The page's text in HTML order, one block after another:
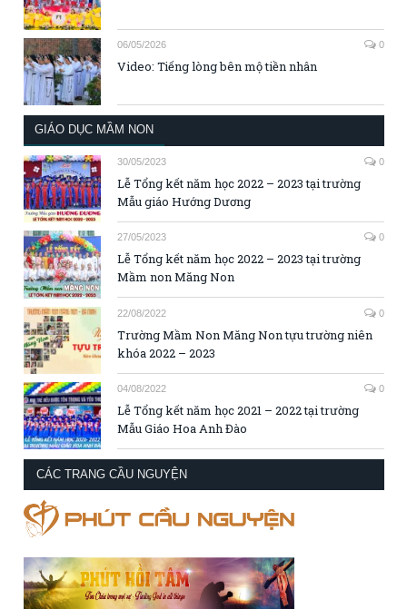
06/05/2026 0
Video: Tiếng lòng bên mộ tiền nhân
GIÁO DỤC MẦM NON
30/05/2023 0
Lễ Tổng kết năm học 2022 – 2023 tại trường
Mẫu giáo Hướng Dương
27/05/2023 0
Lễ Tổng kết năm học 2022 – 2023 tại trường
Mầm non Măng Non
22/08/2022 0
Trường Mầm Non Măng Non tựu trường niên
khóa 2022 – 2023
04/08/2022 0
Lễ Tổng kết năm học 2021 – 2022 tại trường
Mẫu Giáo Hoa Anh Đào
CÁC TRANG CẦU NGUYỆN